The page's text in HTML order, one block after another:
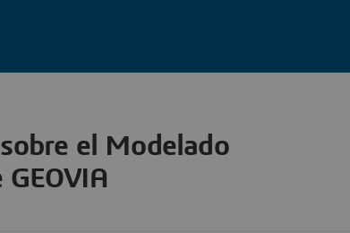
el Modelado